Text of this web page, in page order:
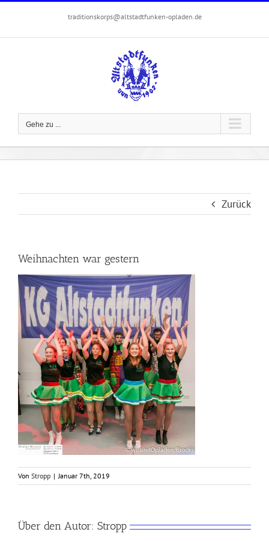
springen
traditionskorps@altstadtfunken-opladen.de
Gehe zu ...
Zurück
Weihnachten war gestern
Von Stropp | Januar 7th, 2019
Über den Autor: Stropp